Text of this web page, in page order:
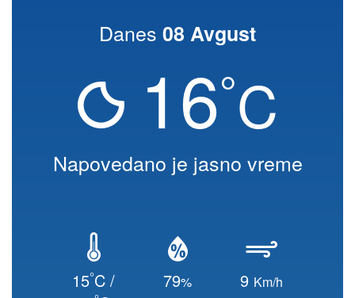
Danes 08 Avgust
16°C
Napovedano je jasno vreme
15°C /
79% 9 Km/h